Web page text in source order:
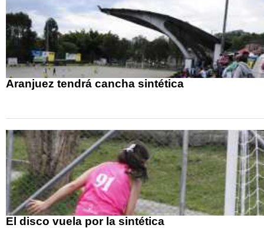
Aranjuez tendrá cancha sintética
El disco vuela por la sintética